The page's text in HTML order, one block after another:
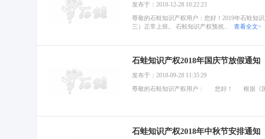
发布于：2018-12-28 10:22:23
尊敬的石蛙知识产权用户：您好！2019年石蛙知
三）正常上班。 石蛙知识产权预祝...
查看全文>
石蛙知识产权2018年国庆节放假通知
发布于：2018-09-28 11:35:29
尊敬的石蛙知识产权用户： 您好！ 根据《国
石蛙知识产权2018年中秋节安排通知